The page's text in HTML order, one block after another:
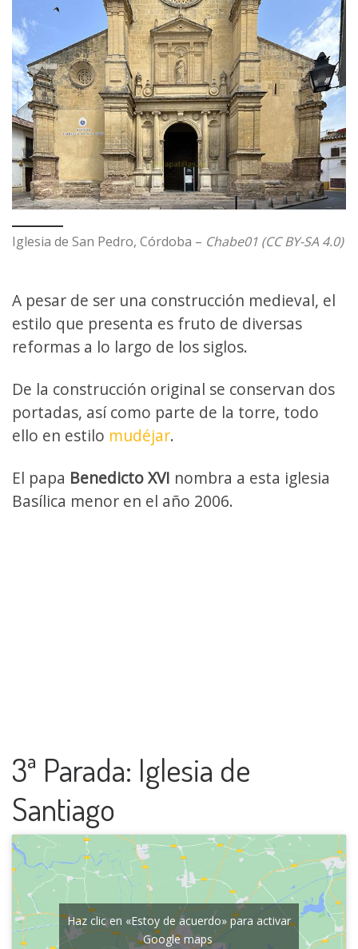
Iglesia de San Pedro, Córdoba – Chabe01 (CC BY-SA 4.0)
A pesar de ser una construcción medieval, el
estilo que presenta es fruto de diversas
reformas a lo largo de los siglos.
De la construcción original se conservan dos
portadas, así como parte de la torre, todo
ello en estilo mudéjar.
El papa Benedicto XVI nombra a esta iglesia
Basílica menor en el año 2006.
3ª Parada: Iglesia de
Santiago
Haz clic en «Estoy de acuerdo» para activar
Google maps